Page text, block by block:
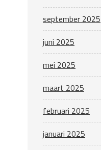
september 2025
juni 2025
mei 2025
maart 2025
februari 2025
januari 2025